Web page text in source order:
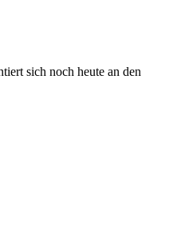
sich noch heute an den